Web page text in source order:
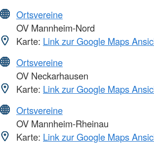
Ortsvereine
OV Mannheim-Nord
Karte: Link zur Google Maps
Ortsvereine
OV Neckarhausen
Karte: Link zur Google Maps
Ortsvereine
OV Mannheim-Rheinau
Karte: Link zur Google Maps